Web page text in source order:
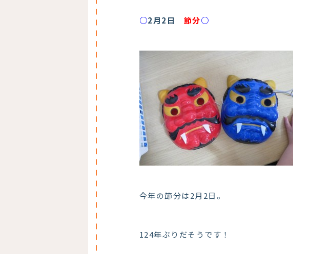
○2月2日 節分○
今年の節分は2月2日。
124年ぶりだそうです！